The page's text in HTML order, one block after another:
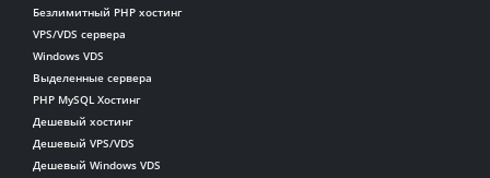
Безлимитный PHP хостинг
VPS/VDS сервера
Windows VDS
Выделенные сервера
PHP MySQL Хостинг
Дешевый хостинг
Дешевый VPS/VDS
Дешевый Windows VDS